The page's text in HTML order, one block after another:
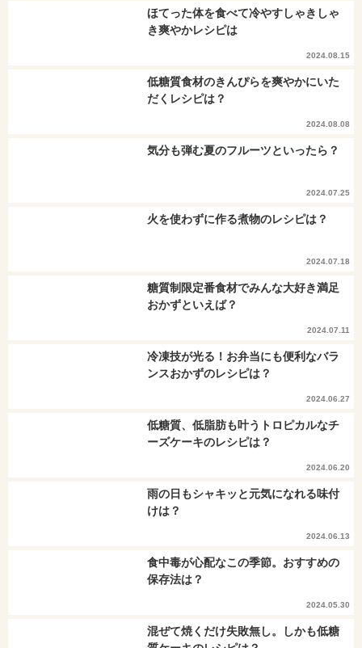
ほてった体を食べて冷やすしゃきしゃ
き爽やかレシピは
2024.08.15
低糖質食材のきんぴらを爽やかにいた
だくレシピは？
2024.08.08
気分も弾む夏のフルーツといったら？
2024.07.25
火を使わずに作る煮物のレシピは？
2024.07.18
糖質制限定番食材でみんな大好き満足
おかずといえば？
2024.07.11
冷凍技が光る！お弁当にも便利なバラ
ンスおかずのレシピは？
2024.06.27
低糖質、低脂肪も叶うトロピカルなチ
ーズケーキのレシピは？
2024.06.20
雨の日もシャキッと元気になれる味付
けは？
2024.06.13
食中毒が心配なこの季節。おすすめの
保存法は？
2024.05.30
混ぜて焼くだけ失敗無し。しかも低糖